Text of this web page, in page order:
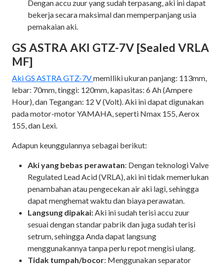
Dengan accu zuur yang sudah terpasang, aki ini dapat
bekerja secara maksimal dan memperpanjang usia
pemakaian aki.
GS ASTRA AKI GTZ-7V [Sealed VRLA
MF]
Aki GS ASTRA GTZ-7VmemIliki ukuran panjang: 113mm,
lebar: 70mm, tinggi: 120mm, kapasitas: 6 Ah (Ampere
Hour), dan Tegangan: 12 V (Volt). Aki ini dapat digunakan
pada motor-motor YAMAHA, seperti Nmax 155, Aerox
155, dan Lexi.
Adapun keunggulannya sebagai berikut:
Aki yang bebas perawatan: Dengan teknologi Valve
Regulated Lead Acid (VRLA), aki ini tidak memerlukan
penambahan atau pengecekan air aki lagi, sehingga
dapat menghemat waktu dan biaya perawatan.
Langsung dipakai:Aki ini sudah terisi accu zuur
sesuai dengan standar pabrik dan juga sudah terisi
setrum, sehingga Anda dapat langsung
menggunakannya tanpa perlu repot mengisi ulang.
Tidak tumpah/bocor: Menggunakan separator